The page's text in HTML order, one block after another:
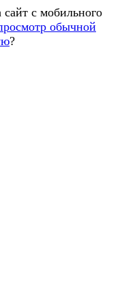
с мобильного
обычной
?